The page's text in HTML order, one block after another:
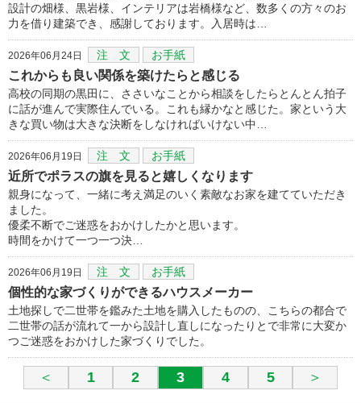
設計の畑様、黒岩様、インテリアは岩橋様など、数多くの方々のお
力を借り建築でき、感謝しております。入居時は…
2026年06月24日 注 文 お手紙
これからも良い関係を築けたらと感じる
高校の同期の黒田に、ささいなことから相談をしたらとんとん拍子
に話が進んで実際住んでいる。これも縁かなと感じた。家という大
きな買い物は大きな決断をしなければいけない中…
2026年06月19日 注 文 お手紙
近所でポラスの旗を見ると嬉しくなります
親身になって、一緒に考え満足のいく素敵なお家を建てていただき
ました。
優柔不断でご迷惑をおかけしたかと思います。
時間をかけて一つ一つ決…
2026年06月19日 注 文 お手紙
個性的な家づくりができるハウスメーカー
土地探しで二世帯を鑑みた土地を購入したものの、こちらの都合で
二世帯の話が流れて一から設計し直しになったりとで非常に大変か
つご迷惑をおかけした家づくりでした。
＜ 1 2 3 4 5 ＞